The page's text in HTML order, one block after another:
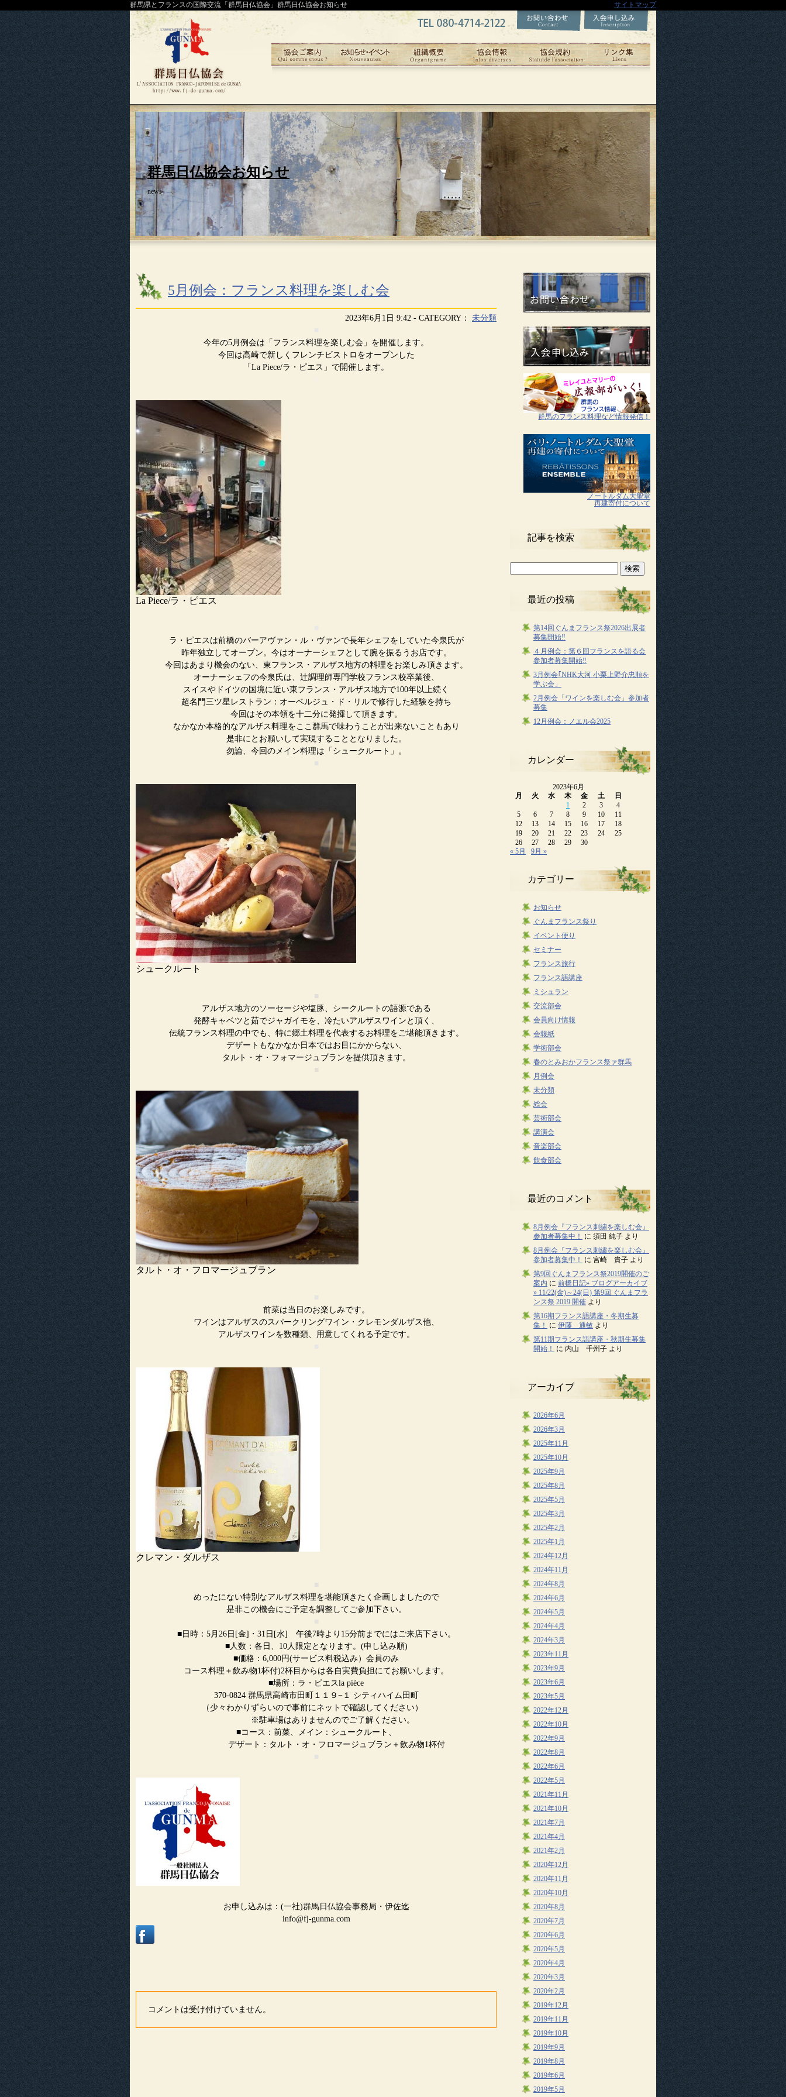
群馬県とフランスの国際交流「群馬日仏協会」群馬日仏協会お知らせ サイトマップ
群馬日仏協会お知らせ
news
5月例会：フランス料理を楽しむ会
2023年6月1日 9:42 - CATEGORY： 未分類
今年の5月例会は「フランス料理を楽しむ会」を開催します。
今回は高崎で新しくフレンチビストロをオープンした
「La Piece/ラ・ピエス」で開催します。
La Piece/ラ・ピエス
ラ・ピエスは前橋のバーアヴァン・ル・ヴァンで長年シェフをしていた今泉氏が
昨年独立してオープン。今はオーナーシェフとして腕を振るうお店です。
今回はあまり機会のない、東フランス・アルザス地方の料理をお楽しみ頂きます。
オーナーシェフの今泉氏は、辻調理師専門学校フランス校卒業後、
スイスやドイツの国境に近い東フランス・アルザス地方で100年以上続く
超名門三ツ星レストラン：オーベルジュ・ド・リルで修行した経験を持ち
今回はその本領を十二分に発揮して頂きます。
なかなか本格的なアルザス料理をここ群馬で味わうことが出来ないこともあり
是非にとお願いして実現することとなりました。
勿論、今回のメイン料理は「シュークルート」。
シュークルート
アルザス地方のソーセージや塩豚、シークルートの語源である
発酵キャベツと茹でジャガイモを、冷たいアルザスワインと頂く、
伝統フランス料理の中でも、特に郷土料理を代表するお料理をご堪能頂きます。
デザートもなかなか日本ではお目にかからない、
タルト・オ・フォマージュブランを提供頂きます。
タルト・オ・フロマージュブラン
前菜は当日のお楽しみです。
ワインはアルザスのスパークリングワイン・クレモンダルザス他、
アルザスワインを数種類、用意してくれる予定です。
クレマン・ダルザス
めったにない特別なアルザス料理を堪能頂きたく企画しましたので
是非この機会にご予定を調整してご参加下さい。
■日時：5月26日[金]・31日[水] 午後7時より15分前までにはご来店下さい。
■人数：各日、10人限定となります。(申し込み順)
■価格：6,000円(サービス料税込み）会員のみ
コース料理＋飲み物1杯付)2杯目からは各自実費負担にてお願いします。
■場所：ラ・ピエスla pièce
370-0824 群馬県高崎市田町１１９−１ シティハイム田町
（少々わかりずらいので事前にネットで確認してください）
※駐車場はありませんのでご了解ください。
■コース：前菜、メイン：シュークルート、
デザート：タルト・オ・フロマージュブラン＋飲み物1杯付
お申し込みは：(一社)群馬日仏協会事務局・伊佐迄
info@fj-gunma.com
コメントは受け付けていません。
群馬のフランス料理など情報発信！
ノートルダム大聖堂
再建寄付について
記事を検索
検
最近の投稿
第14回ぐんまフランス祭2026出展者
募集開始‼
４月例会：第６回フランスを語る会
参加者募集開始‼
3月例会｢NHK大河 小栗上野介忠順を
学ぶ会」
2月例会「ワインを楽しむ会」参加者
募集
12月例会：ノエル会2025
カレンダー
2023年6月
月
火 水 木 金 土
日
1
2 3
4
5
6 7 8 9 10
11
12
13 14 15 16 17
18
19
20 21 22 23 24
25
26
27 28 29
30
« 5月
9月 »
カテゴリー
お知らせ
ぐんまフランス祭り
イベント便り
セミナー
フランス旅行
フランス語講座
ミシュラン
交流部会
会員向け情報
会報紙
学術部会
春のとみおかフランス祭ァ群馬
月例会
未分類
総会
芸術部会
講演会
音楽部会
飲食部会
最近のコメント
8月例会『フランス刺繍を楽しむ会』
参加者募集中！
に 須田 純子 より
8月例会『フランス刺繍を楽しむ会』
参加者募集中！
に 宮崎 貴子 より
第9回ぐんまフランス祭2019開催のご
案内 に 前橋日記» ブログアーカイブ
» 11/22(金)～24(日) 第9回 ぐんまフラ
ンス祭 2019 開催 より
第16期フランス語講座・冬期生募
集！
に 伊藤 通敏 より
第11期フランス語講座・秋期生募集
開始！
に 内山 千州子 より
アーカイブ
2026年6月
2026年3月
2025年11月
2025年10月
2025年9月
2025年8月
2025年5月
2025年3月
2025年2月
2025年1月
2024年12月
2024年11月
2024年8月
2024年6月
2024年5月
2024年4月
2024年3月
2023年11月
2023年9月
2023年6月
2023年5月
2022年12月
2022年10月
2022年9月
2022年8月
2022年6月
2022年5月
2021年11月
2021年10月
2021年7月
2021年4月
2021年2月
2020年12月
2020年11月
2020年10月
2020年8月
2020年7月
2020年6月
2020年5月
2020年4月
2020年3月
2020年2月
2019年12月
2019年11月
2019年10月
2019年9月
2019年8月
2019年6月
2019年5月